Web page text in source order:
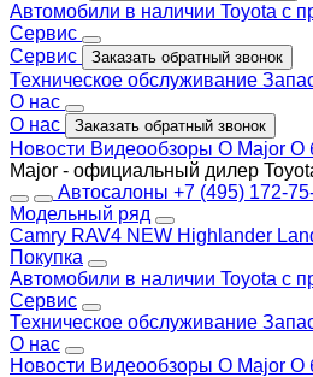
Автомобили в наличии Toyota с
Сервис
Сервис
Заказать обратный звонок
Техническое обслуживание
О нас
О нас
Заказать обратный звонок
Новости Видеообзоры О Major О
Major - официальный дилер
Автосалоны +7 (495) 172-
Модельный ряд
Camry RAV4 NEW Highlander
Покупка
Автомобили в наличии Toyota с
Сервис
Техническое обслуживание
О нас
Новости Видеообзоры О Major О